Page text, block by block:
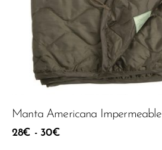
Manta Americana Impermeable
28€ - 30€